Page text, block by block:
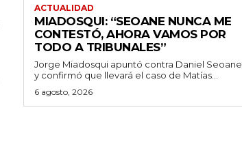
ACTUALIDAD
MIADOSQUI: “SEOANE NUNCA ME
CONTESTÓ, AHORA VAMOS POR
TODO A TRIBUNALES”
Jorge Miadosqui apuntó contra Daniel Seoane
y confirmó que llevará el caso de Matías...
6 agosto, 2026